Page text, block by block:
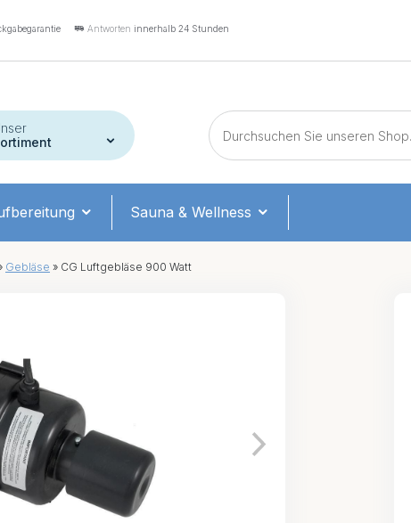
Antworten innerhalb 24 Stunden
Sauna & Wellness
Gebläse » CG Luftgebläse 900 Watt